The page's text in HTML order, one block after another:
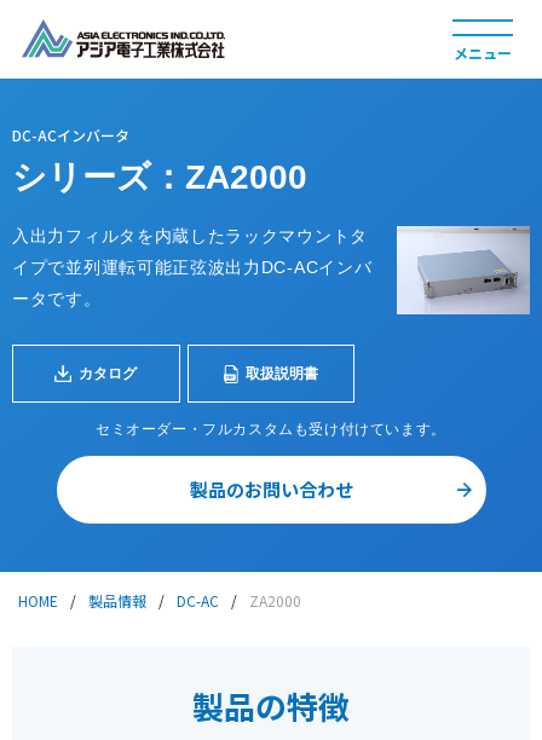
お電話からお問い合わせ
製品情報
採用情報
DC-ACインバータ
シリーズ：ZA2000
入出力フィルタを内蔵したラックマウントタ
イプで並列運転可能正弦波出力DC-ACインバ
ータです。
カタログ 取扱説明書
セミオーダー・フルカスタムも受け付けています。
製品のお問い合わせ
HOME / 製品情報 / DC-AC / ZA2000
製品の特徴